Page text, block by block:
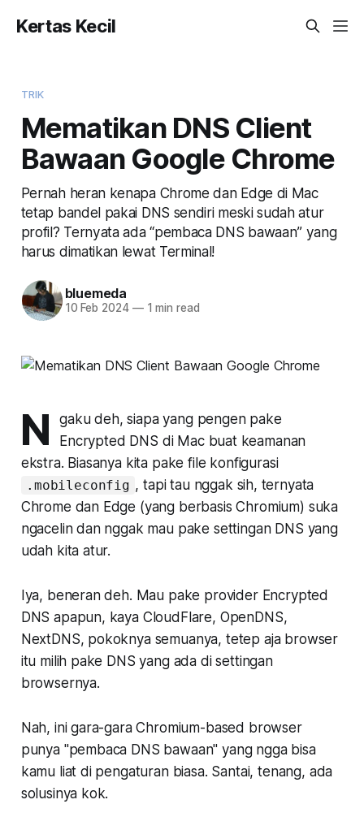
Kertas Kecil
TRIK
Mematikan DNS Client
Bawaan Google Chrome
Pernah heran kenapa Chrome dan Edge di Mac
tetap bandel pakai DNS sendiri meski sudah atur
profil? Ternyata ada “pembaca DNS bawaan” yang
harus dimatikan lewat Terminal!
bluemeda
10 Feb 2024 —1 min read
N
gaku deh, siapa yang pengen pake
Encrypted DNS di Mac buat keamanan
ekstra. Biasanya kita pake file konfigurasi
.mobileconfig , tapi tau nggak sih, ternyata
Chrome dan Edge (yang berbasis Chromium) suka
ngacelin dan nggak mau pake settingan DNS yang
udah kita atur.
Iya, beneran deh. Mau pake provider Encrypted
DNS apapun, kaya CloudFlare, OpenDNS,
NextDNS, pokoknya semuanya, tetep aja browser
itu milih pake DNS yang ada di settingan
browsernya.
Nah, ini gara-gara Chromium-based browser
punya "pembaca DNS bawaan" yang ngga bisa
kamu liat di pengaturan biasa. Santai, tenang, ada
solusinya kok.